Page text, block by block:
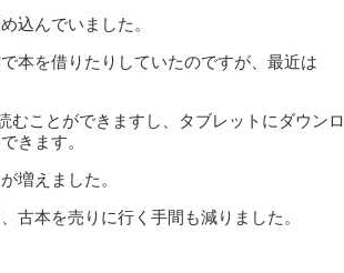
込んでいました。
本を借りたりしていたのですが、最近は
むことができますし、タブレットにダウンロ
きます。
増えました。
古本を売りに行く手間も減りました。